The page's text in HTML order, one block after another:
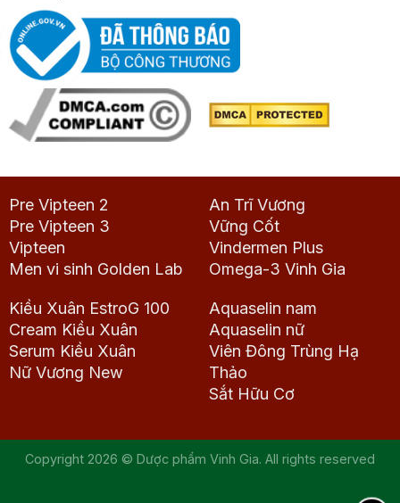
Pre Vipteen 2
Pre Vipteen 3
Vipteen
Men vi sinh Golden Lab
An Trĩ Vương
Vững Cốt
Vindermen Plus
Omega-3 Vinh Gia
Kiều Xuân EstroG 100
Cream Kiều Xuân
Serum Kiều Xuân
Nữ Vương New
Aquaselin nam
Aquaselin nữ
Viên Đông Trùng Hạ
Thảo
Sắt Hữu Cơ
Copyright 2026 © Dược phẩm Vinh Gia. All rights reserved